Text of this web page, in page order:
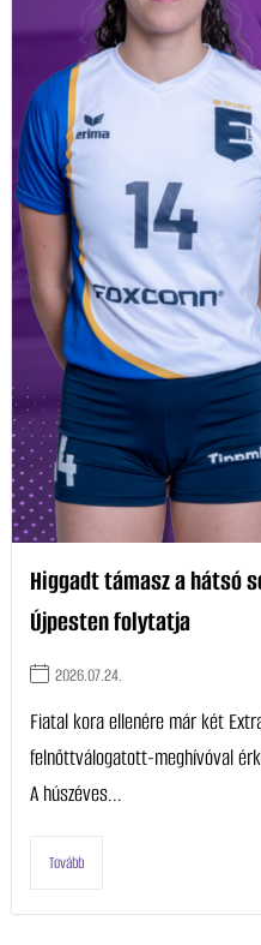
Higgadt támasz a hátsó
Újpesten folytatja
2026.07.24.
Fiatal kora ellenére már két
felnőttválogatott-meghívóval
A húszéves...
Tovább